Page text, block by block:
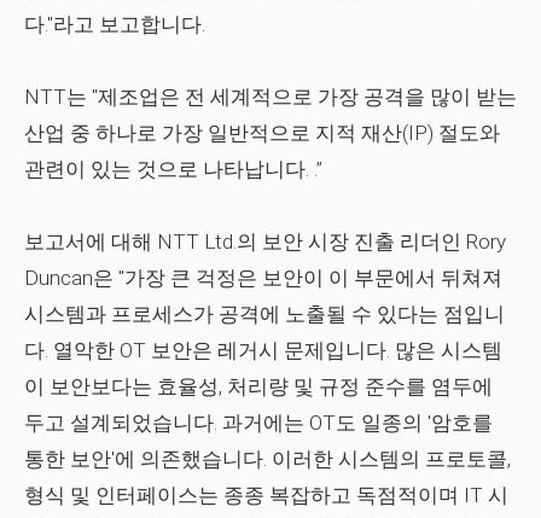
다."라고 보고합니다.
NTT는 "제조업은 전 세계적으로 가장 공격을 많이 받는
산업 중 하나로 가장 일반적으로 지적 재산(IP) 절도와
관련이 있는 것으로 나타납니다. .”
보고서에 대해 NTT Ltd.의 보안 시장 진출 리더인 Rory
Duncan은 "가장 큰 걱정은 보안이 이 부문에서 뒤쳐져
시스템과 프로세스가 공격에 노출될 수 있다는 점입니
다. 열악한 OT 보안은 레거시 문제입니다. 많은 시스템
이 보안보다는 효율성, 처리량 및 규정 준수를 염두에
두고 설계되었습니다. 과거에는 OT도 일종의 '암호를
통한 보안'에 의존했습니다. 이러한 시스템의 프로토콜,
형식 및 인터페이스는 종종 복잡하고 독점적이며 IT 시